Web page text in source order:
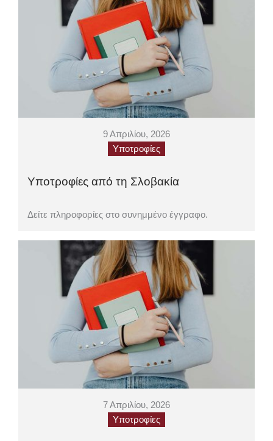
9 Απριλίου, 2026
Υποτροφίες
Υποτροφίες από τη Σλοβακία
Δείτε πληροφορίες στο συνημμένο έγγραφο.
7 Απριλίου, 2026
Υποτροφίες